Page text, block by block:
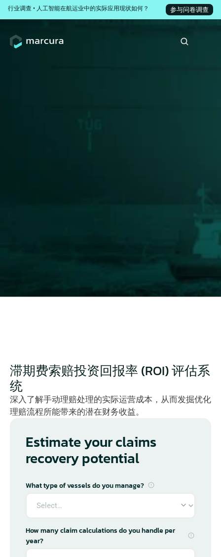
行业调查 • 人工智能在航运业中的实际应用现状如何？ 参与问卷调查
的时间损失与索赔风险
滞期费索赔投资回报率 (ROI) 评估系
统
深入了解手动理赔处理的实际运营成本，从而发掘优化
理赔流程所能带来的潜在财务收益。
Estimate your claims
recovery potential
What type of vessels do you manage?
How many claim calculations do you handle per
year?